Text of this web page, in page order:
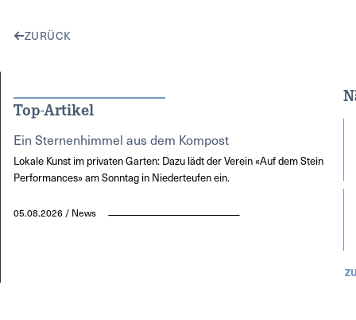
ZURÜCK
Top-Artikel
Ein Sternenhimmel aus dem Kompost
Lokale Kunst im privaten Garten: Dazu lädt der Verein «Auf dem Stein
Performances» am Sonntag in Niederteufen ein.
05.08.2026 / News